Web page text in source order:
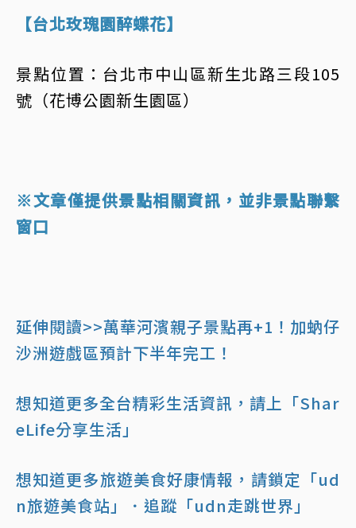
【台北玫瑰園醉蝶花】
景點位置：台北市中山區新生北路三段105
號（花博公園新生園區）
※文章僅提供景點相關資訊，並非景點聯繫
窗口
延伸閱讀>>萬華河濱親子景點再+1！加蚋仔
沙洲遊戲區預計下半年完工！
想知道更多全台精彩生活資訊，請上「Shar
eLife分享生活」
想知道更多旅遊美食好康情報，請鎖定「ud
n旅遊美食站」
．追蹤「udn走跳世界」